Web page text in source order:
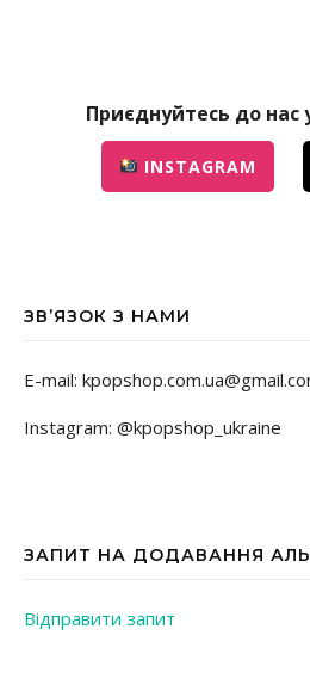
Приєднуйтесь до нас
INSTAGRAM
ЗВ’ЯЗОК З НАМИ
E-mail:
Instagram: @kpopshop_ukraine
ЗАПИТ НА ДОДАВАННЯ
Відправити запит